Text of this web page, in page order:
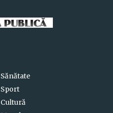
Sănătate
Sport
Cultură